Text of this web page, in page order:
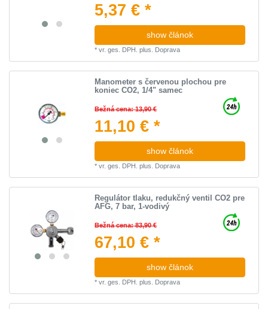
5,37 € *
show článok
*vr. ges. DPH. plus. Doprava
Manometer s červenou plochou pre
koniec CO2, 1/4" samec
Bežná cena: 13,90 €
11,10 € *
show článok
*vr. ges. DPH. plus. Doprava
Regulátor tlaku, redukčný ventil CO2 pre
AFG, 7 bar, 1-vodivý
Bežná cena: 83,90 €
67,10 € *
show článok
*vr. ges. DPH. plus. Doprava